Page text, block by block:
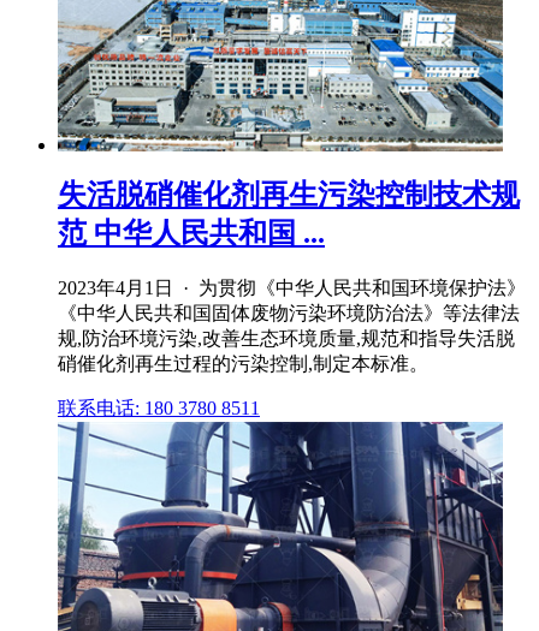
失活脱硝催化剂再生污染控制技术规
范 中华人民共和国 ...
2023年4月1日 · 为贯彻《中华人民共和国环境保护法》
《中华人民共和国固体废物污染环境防治法》等法律法
规,防治环境污染,改善生态环境质量,规范和指导失活脱
硝催化剂再生过程的污染控制,制定本标准。
联系电话: 180 3780 8511